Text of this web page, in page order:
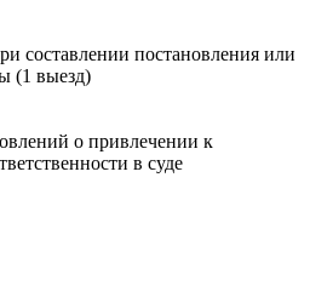
составлении постановления или
(1 выезд)
о привлечении к
в суде